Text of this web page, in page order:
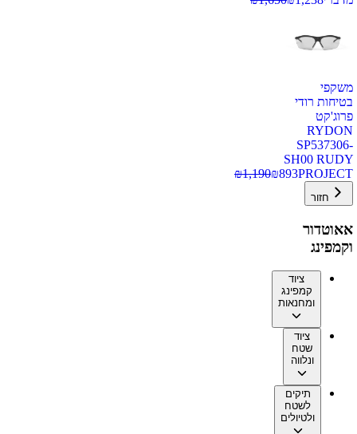
משקפי
בטיחות רודי
פרוג'קט
RYDON
SP537306-
SH00 RUDY
PROJECT
₪893
₪1,190
חזור
אאוטדור
וקמפינג
ציוד
קמפינג
ומחנאות
ציוד
שטח
ונלווה
תיקים
לשטח
ולטיולים